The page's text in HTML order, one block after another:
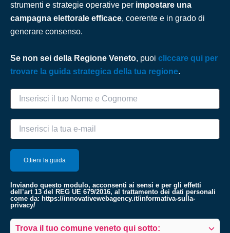
strumenti e strategie operative per impostare una
campagna elettorale efficace, coerente e in grado di
generare consenso.
Se non sei della Regione Veneto, puoi cliccare qui per
trovare la guida strategica della tua regione.
Inviando questo modulo, acconsenti ai sensi e per gli effetti
dell’art 13 del REG UE 679/2016, al trattamento dei dati personali
come da: https://innovativewebagency.it/informativa-sulla-
privacy/
Trova il tuo comune veneto qui sotto: